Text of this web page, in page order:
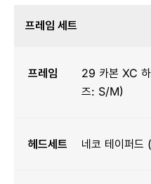
프레임 세트
프레임
29 카본 XC
즈: S/M)
헤드세트 네코 테이퍼